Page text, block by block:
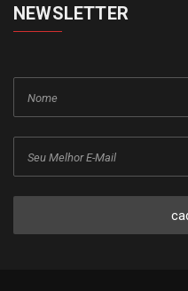
NEWSLETTER